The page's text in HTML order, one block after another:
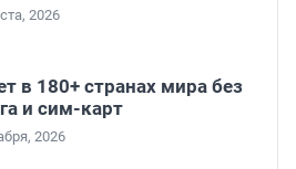
2026
в 180+ странах мира без
и сим-карт
2026